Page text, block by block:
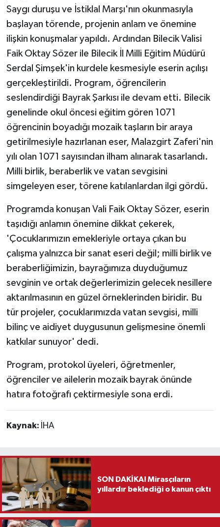
Saygı duruşu ve İstiklal Marşı'nın okunmasıyla
başlayan törende, projenin anlam ve önemine
ilişkin konuşmalar yapıldı. Ardından Bilecik Valisi
Faik Oktay Sözer ile Bilecik İl Milli Eğitim Müdürü
Serdal Şimşek'in kurdele kesmesiyle eserin açılışı
gerçekleştirildi. Program, öğrencilerin
seslendirdiği Bayrak Şarkısı ile devam etti. Bilecik
genelinde okul öncesi eğitim gören 1071
öğrencinin boyadığı mozaik taşların bir araya
getirilmesiyle hazırlanan eser, Malazgirt Zaferi'nin
yılı olan 1071 sayısından ilham alınarak tasarlandı.
Milli birlik, beraberlik ve vatan sevgisini
simgeleyen eser, törene katılanlardan ilgi gördü.
Programda konuşan Vali Faik Oktay Sözer, eserin
taşıdığı anlamın önemine dikkat çekerek,
'Çocuklarımızın emekleriyle ortaya çıkan bu
çalışma yalnızca bir sanat eseri değil; milli birlik ve
beraberliğimizin, bayrağımıza duyduğumuz
sevginin ve ortak değerlerimizin gelecek nesillere
aktarılmasının en güzel örneklerinden biridir. Bu
tür projeler, çocuklarımızda vatan sevgisi, milli
bilinç ve aidiyet duygusunun gelişmesine önemli
katkılar sunuyor' dedi.
Program, protokol üyeleri, öğretmenler,
öğrenciler ve ailelerin mozaik bayrak önünde
hatıra fotoğrafı çektirmesiyle sona erdi.
Kaynak: İHA
SON DAKİKA! Mirasçıların
yıllardır beklediği o kanun çıktı
Vefat Haberleri
Yaşam